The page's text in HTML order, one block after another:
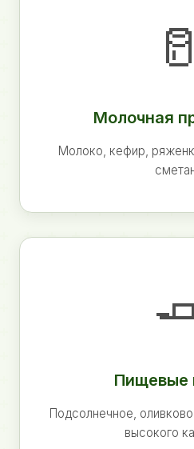
🥛
Молочная
Молоко, кефир,
Пищевые
Подсолнечное,
высокого